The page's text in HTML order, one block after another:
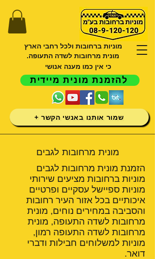
מוניות ברחובות ולכל רחבי הארץ
מונית מרחובות לשדה התעופה.
כי אין כמו מענה אנושי
להזמנת מונית מיידית
שמור אותנו באנשי הקשר +
מונית מרחובות לגבים
הזמנת מונית מרחובות לגבים
מוניות ברחובות מציעים שירותי
מוניות ספיישל עסקיים ופרטיים
איכותיים בכל אזור העיר רחובות
והסביבה במחירים נוחים, מונית
מרחובות לשדה התעופה, מונית
מרחובות לשדה התעופה רמון,
מוניות למשלוחים חבילות ודברי
דואר.